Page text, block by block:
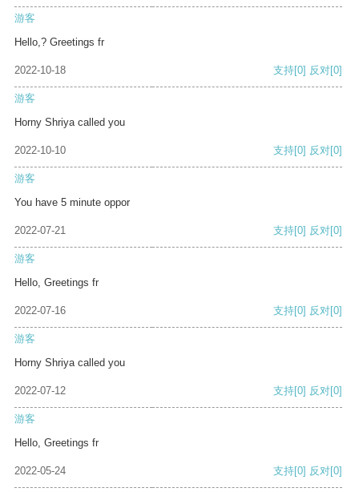
游客
Hello,? Greetings fr
2022-10-18 支持[0] 反对[0]
游客
Horny Shriya called you
2022-10-10 支持[0] 反对[0]
游客
You have 5 minute oppor
2022-07-21 支持[0] 反对[0]
游客
Hello, Greetings fr
2022-07-16 支持[0] 反对[0]
游客
Horny Shriya called you
2022-07-12 支持[0] 反对[0]
游客
Hello, Greetings fr
2022-05-24 支持[0] 反对[0]